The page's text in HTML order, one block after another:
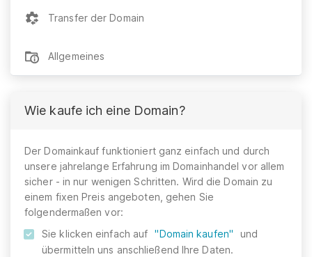
Transfer der Domain
Allgemeines
Wie kaufe ich eine Domain?
Der Domainkauf funktioniert ganz einfach und durch
unsere jahrelange Erfahrung im Domainhandel vor allem
sicher - in nur wenigen Schritten. Wird die Domain zu
einem fixen Preis angeboten, gehen Sie
folgendermaßen vor:
Sie klicken einfach auf
"Domain kaufen"
und
übermitteln uns anschließend Ihre Daten.